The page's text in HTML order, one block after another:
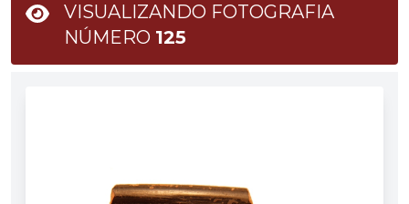
VISUALIZANDO FOTOGRAFIA
NÚMERO 125